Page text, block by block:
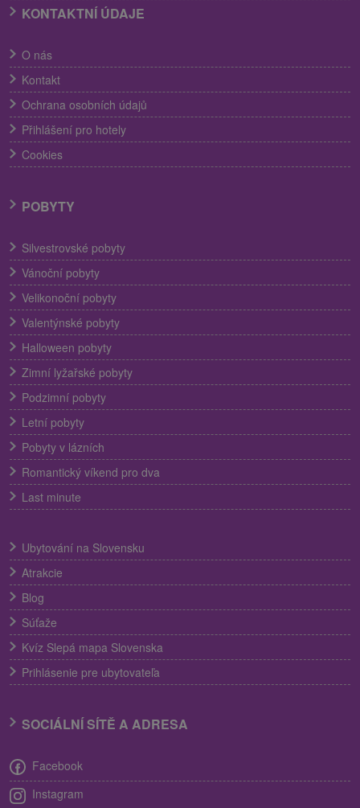
KONTAKTNÍ ÚDAJE
O nás
Kontakt
Ochrana osobních údajů
Přihlášení pro hotely
Cookies
POBYTY
Silvestrovské pobyty
Vánoční pobyty
Velikonoční pobyty
Valentýnské pobyty
Halloween pobyty
Zimní lyžařské pobyty
Podzimní pobyty
Letní pobyty
Pobyty v lázních
Romantický víkend pro dva
Last minute
Ubytování na Slovensku
Atrakcie
Blog
Súťaže
Kvíz Slepá mapa Slovenska
Prihlásenie pre ubytovateľa
SOCIÁLNÍ SÍTĚ A ADRESA
Facebook
Instagram